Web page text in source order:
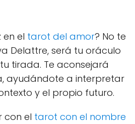
en el tarot del amor? No te
Delattre, será tu oráculo
tirada. Te aconsejará
ayudándote a interpretar
y el propio futuro.
con el tarot con el nombre